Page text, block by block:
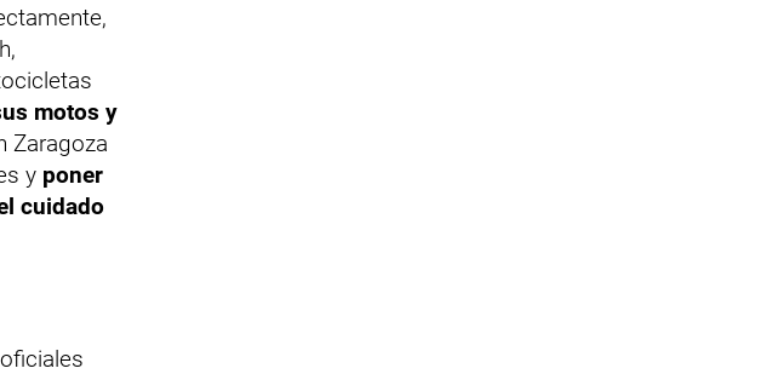
motos y
Zaragoza
y poner
cuidado